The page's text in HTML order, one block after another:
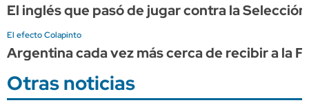
El inglés que pasó de jugar contra la
El efecto Colapinto
Argentina cada vez más cerca de recibir a la
Otras noticias